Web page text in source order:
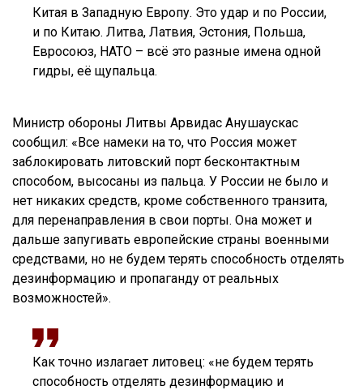
Китая в Западную Европу. Это удар и по России,
и по Китаю. Литва, Латвия, Эстония, Польша,
Евросоюз, НАТО – всё это разные имена одной
гидры, её щупальца.
Министр обороны Литвы Арвидас Анушаускас
сообщил: «Все намеки на то, что Россия может
заблокировать литовский порт бесконтактным
способом, высосаны из пальца. У России не было и
нет никаких средств, кроме собственного транзита,
для перенаправления в свои порты. Она может и
дальше запугивать европейские страны военными
средствами, но не будем терять способность отделять
дезинформацию и пропаганду от реальных
возможностей».
Как точно излагает литовец: «не будем терять
способность отделять дезинформацию и